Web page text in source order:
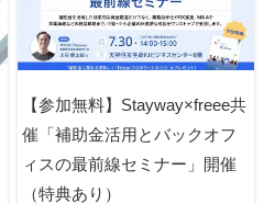
【参加無料】Stayway×freee共
催「補助金活用とバックオフ
ィスの最前線セミナー」開催
（特典あり）